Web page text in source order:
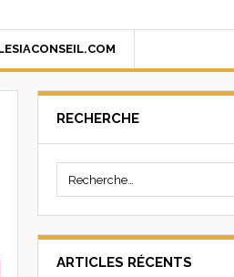
RECHERCHE
ARTICLES RÉCENTS